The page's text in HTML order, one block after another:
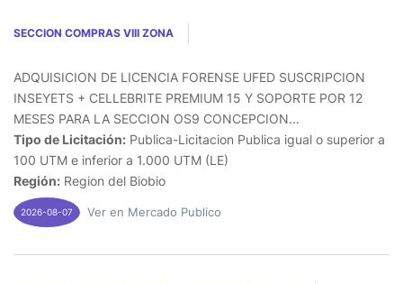
SECCION COMPRAS VIII ZONA
ADQUISICION DE LICENCIA FORENSE UFED SUSCRIPCION
INSEYETS + CELLEBRITE PREMIUM 15 Y SOPORTE POR 12
MESES PARA LA SECCION OS9 CONCEPCION...
Tipo de Licitación: Publica-Licitacion Publica igual o superior a
100 UTM e inferior a 1.000 UTM (LE)
Región: Region del Biobio
2026-08-07 Ver en Mercado Publico